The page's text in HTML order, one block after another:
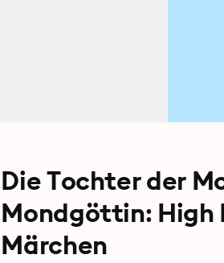
Die Tochter der
Mondgöttin: High
Märchen